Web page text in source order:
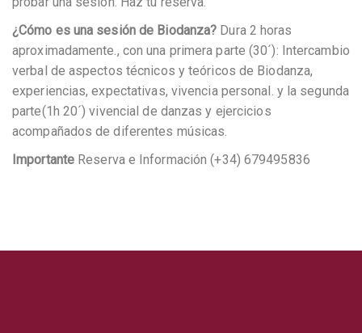
¿Cómo es una sesión de Biodanza? Dura 2 horas
aproximadamente., con una primera parte (30´): Intercambio
verbal de aspectos técnicos y teóricos de Biodanza,
experiencias, expectativas, vivencia personal. y la segunda
parte(1h 20´) vivencial de danzas y ejercicios
acompañados de diferentes músicas.
Importante Reserva e Información (+34) 679495836